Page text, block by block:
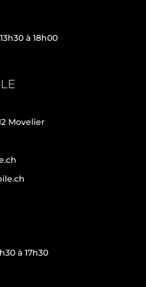
à 18h00
Movelier
à 17h30